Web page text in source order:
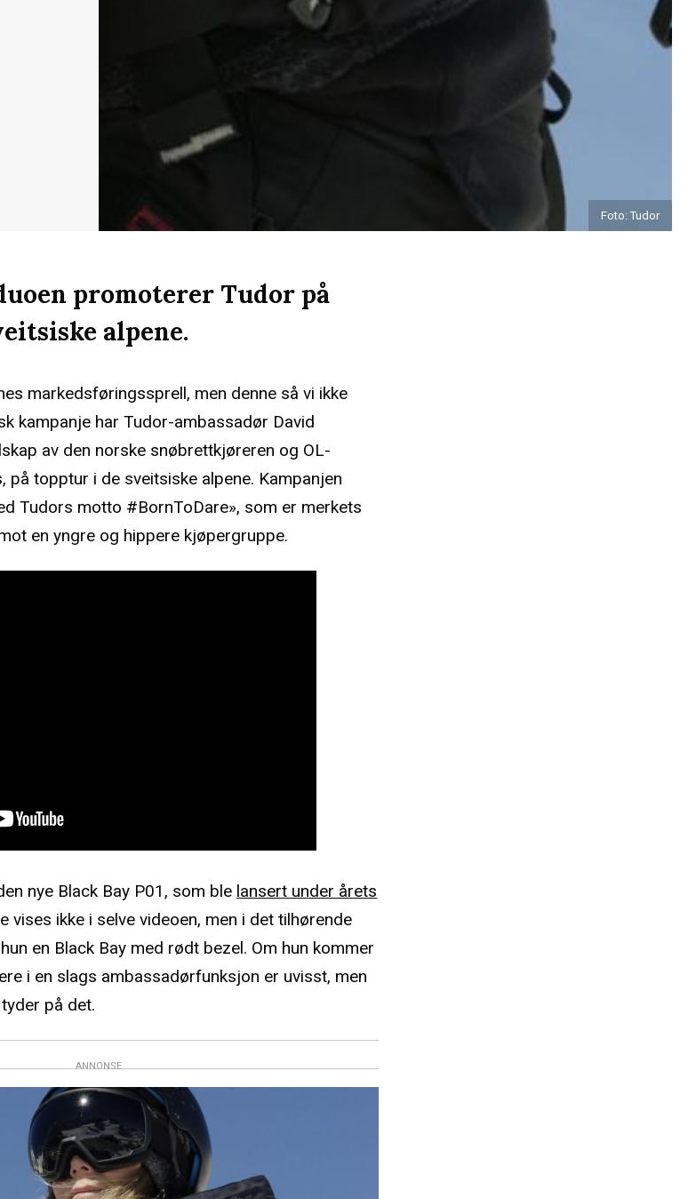
Foto: Tudor
promoterer Tudor på
alpene.
markedsføringssprell, men denne så vi ikke
kampanje har Tudor-ambassadør David
av den norske snøbrettkjøreren og OL-
på topptur i de sveitsiske alpene. Kampanjen
Tudors motto #BornToDare», som er merkets
en yngre og hippere kjøpergruppe.
nye Black Bay P01, som ble lansert under årets
vises ikke i selve videoen, men i det tilhørende
en Black Bay med rødt bezel. Om hun kommer
i en slags ambassadørfunksjon er uvisst, men
på det.
ANNONSE